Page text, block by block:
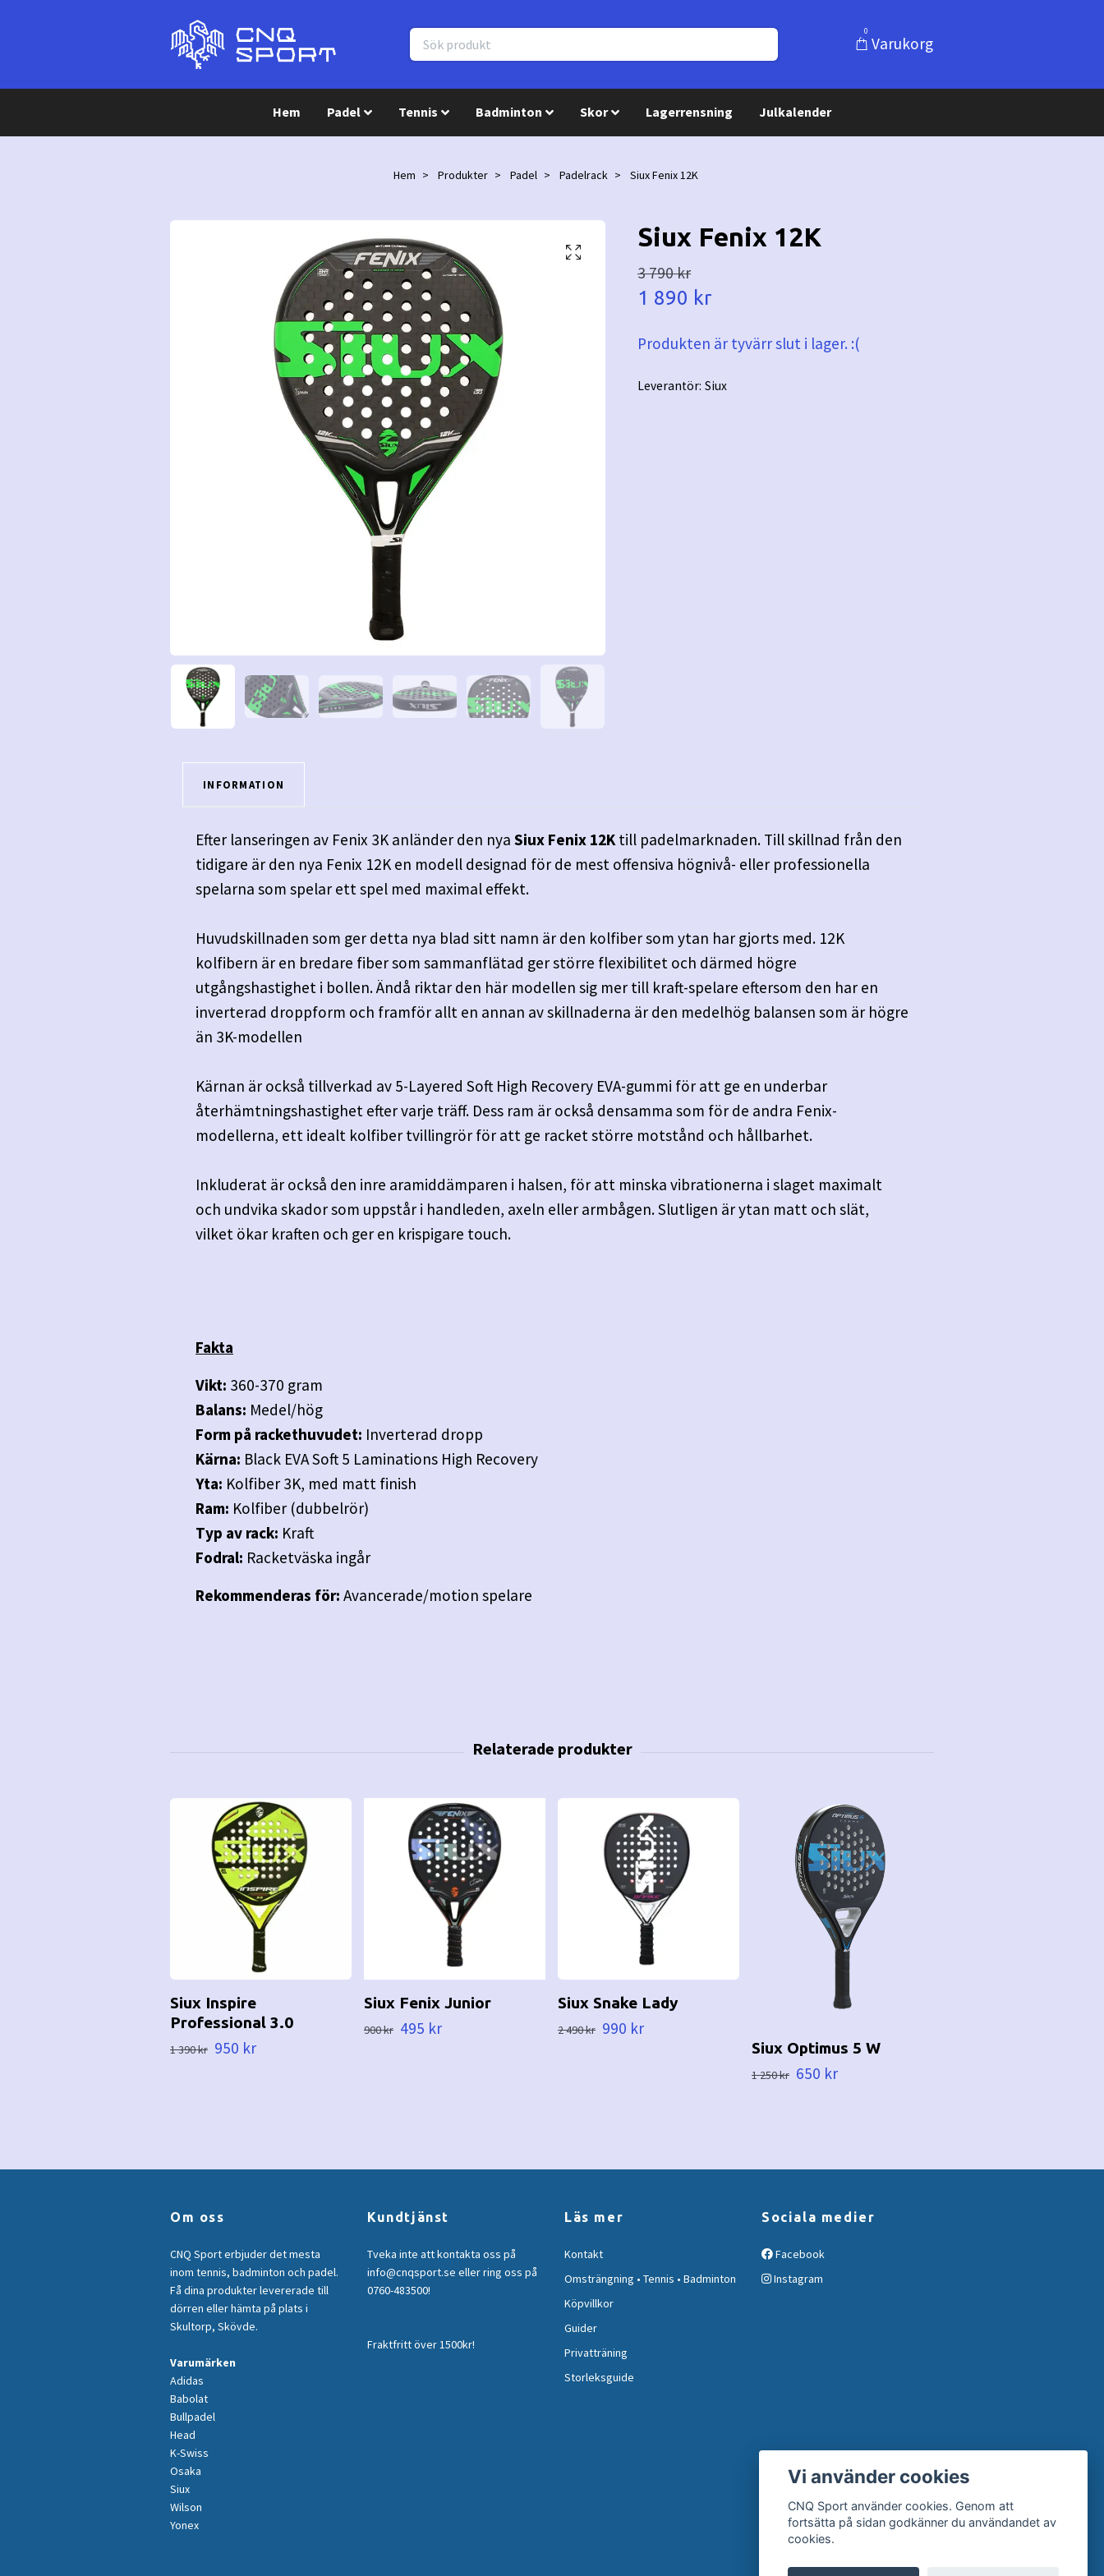
0
Varukorg
Hem Padel Tennis Badminton Skor Lagerrensning Julkalender
Hem Produkter Padel Padelrack Siux Fenix 12K
Siux Fenix 12K
3 790 kr
1 890 kr
Produkten är tyvärr slut i lager. :(
Leverantör: Siux
INFORMATION
Efter lanseringen av Fenix 3K anländer den nya Siux Fenix 12Ktill padelmarknaden. Till skillnad från den
tidigare är den nya Fenix 12K en modell designad för de mest offensiva högnivå- eller professionella
spelarna som spelar ett spel med maximal effekt.
Huvudskillnaden som ger detta nya blad sitt namn är den kolfiber som ytan har gjorts med. 12K
kolfibern är en bredare fiber som sammanflätad ger större flexibilitet och därmed högre
utgångshastighet i bollen. Ändå riktar den här modellen sig mer till kraft-spelare eftersom den har en
inverterad droppform och framför allt en annan av skillnaderna är den medelhög balansen som är högre
än 3K-modellen
Kärnan är också tillverkad av 5-Layered Soft High Recovery EVA-gummi för att ge en underbar
återhämtningshastighet efter varje träff. Dess ram är också densamma som för de andra Fenix-
modellerna, ett idealt kolfiber tvillingrör för att ge racket större motstånd och hållbarhet.
Inkluderat är också den inre aramiddämparen i halsen, för att minska vibrationerna i slaget maximalt
och undvika skador som uppstår i handleden, axeln eller armbågen. Slutligen är ytan matt och slät,
vilket ökar kraften och ger en krispigare touch.
Fakta
Vikt: 360-370 gram
Balans: Medel/hög
Form på rackethuvudet: Inverterad dropp
Kärna: Black EVA Soft 5 Laminations High Recovery
Yta: Kolfiber 3K, med matt finish
Ram: Kolfiber (dubbelrör)
Typ av rack: Kraft
Fodral: Racketväska ingår
Rekommenderas för: Avancerade/motion spelare
Siux Inspire
Professional 3.0
1 390 kr 950 kr
Siux Fenix Junior
900 kr 495 kr
Siux Snake Lady
2 490 kr 990 kr
Siux Optimus 5 W
1 250 kr 650 kr
Om oss
CNQ Sport erbjuder det mesta
inom tennis, badminton och padel.
Få dina produkter levererade till
dörren eller hämta på plats i
Skultorp, Skövde.
Varumärken
Adidas
Babolat
Bullpadel
Head
K-Swiss
Osaka
Siux
Wilson
Yonex
Kundtjänst
Tveka inte att kontakta oss på
info@cnqsport.se eller ring oss på
0760-483500!
Fraktfritt över 1500kr!
Läs mer
Kontakt
Omsträngning • Tennis • Badminton
Köpvillkor
Guider
Privatträning
Storleksguide
Sociala medier
Facebook
Instagram
Vi använder cookies
CNQ Sport använder cookies. Genom att
fortsätta på sidan godkänner du användandet av
cookies.